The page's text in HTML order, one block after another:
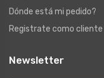
Dónde está mi pedido?
Registrate como cliente
Newsletter